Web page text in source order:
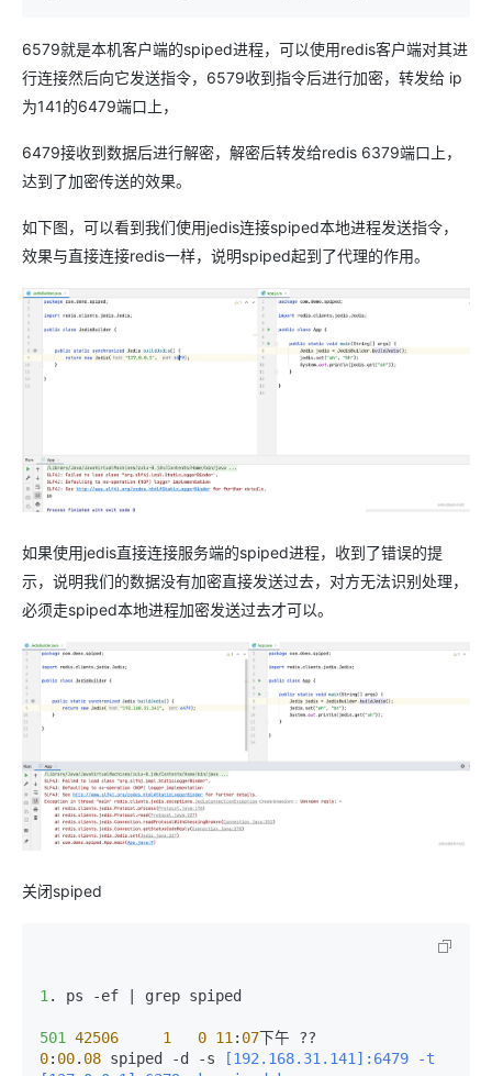
6579就是本机客户端的spiped进程，可以使用redis客户端对其进
行连接然后向它发送指令，6579收到指令后进行加密，转发给 ip
为141的6479端口上，
6479接收到数据后进行解密，解密后转发给redis 6379端口上，
达到了加密传送的效果。
如下图，可以看到我们使用jedis连接spiped本地进程发送指令，
效果与直接连接redis一样，说明spiped起到了代理的作用。
如果使用jedis直接连接服务端的spiped进程，收到了错误的提
示，说明我们的数据没有加密直接发送过去，对方无法识别处理，
必须走spiped本地进程加密发送过去才可以。
关闭spiped
1 . ps -ef | grep spiped
501 42506 1 0 11 : 07
0: 00. 08 spiped -d -s [192.168.31.141]:6479 -t